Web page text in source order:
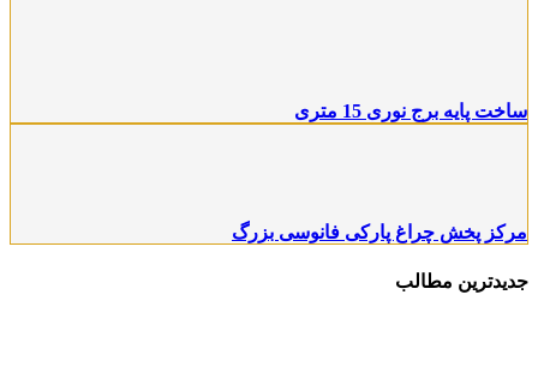
ساخت پایه برج نوری 15 متری
مرکز پخش چراغ پارکی فانوسی بزرگ
جدیدترین مطالب